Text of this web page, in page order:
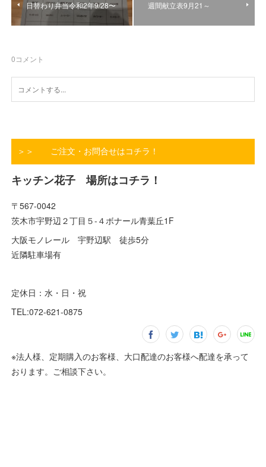
日替わり弁当令和2年9/28〜 週間献立表9月21～
0コメント
＞＞ ご注文・お問合せはコチラ！
キッチン花子 場所はコチラ！
〒567-0042
茨木市宇野辺２丁目５-４ボナール青葉丘1F
大阪モノレール 宇野辺駅 徒歩5分
近隣駐車場有
定休日：水・日・祝
TEL:072-621-0875
※法人様、定期購入のお客様、大口配達のお客様へ配達を承って
おります。ご相談下さい。